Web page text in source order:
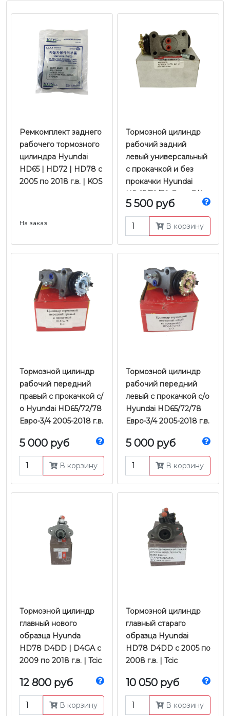
Ремкомплект заднего
рабочего тормозного
цилиндра Hyundai
HD65 | HD72 | HD78 с
2005 по 2018 г.в. | KOS
На заказ
Тормозной цилиндр
рабочий задний
левый универсальный
с прокачкой и без
прокачки Hyundai
HD65/72/78 Евро-3/4
2005-2018 г.в. | Tcic
5 500 руб
В корзину
Тормозной цилиндр
рабочий передний
правый с прокачкой с/
о Hyundai HD65/72/78
Евро-3/4 2005-2018 г.в.
| Yamasida
5 000 руб
В корзину
Тормозной цилиндр
рабочий передний
левый с прокачкой с/о
Hyundai HD65/72/78
Евро-3/4 2005-2018 г.в.
| Yamasida
5 000 руб
В корзину
Тормозной цилиндр
главный нового
образца Hyunda
HD78 D4DD | D4GA с
2009 по 2018 г.в. | Tcic
12 800 руб
В корзину
Тормозной цилиндр
главный стараго
образца Hyundai
HD78 D4DD с 2005 по
2008 г.в. | Tcic
10 050 руб
В корзину